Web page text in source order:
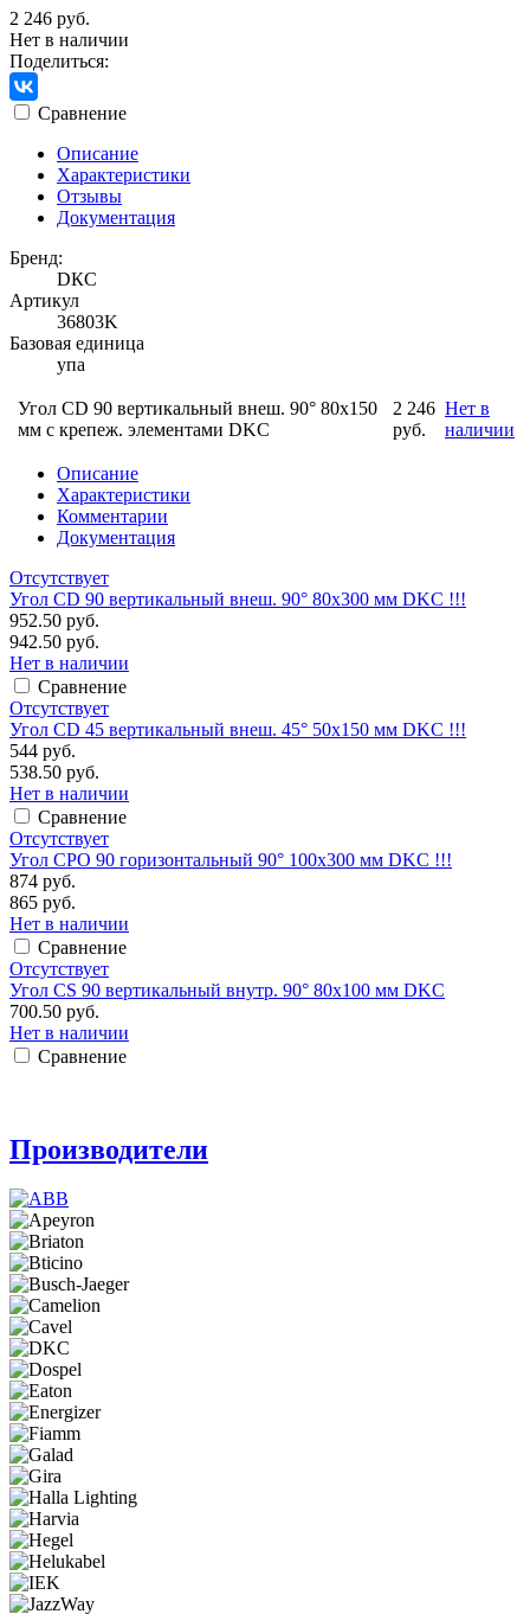
2 246 руб.
Нет в наличии
Поделиться:
Сравнение
Описание
Характеристики
Отзывы
Документация
Бренд:
DКС
Артикул
36803K
Базовая единица
упа
Угол CD 90 вертикальный внеш. 90° 80х150
мм с крепеж. элементами DKC
2 246
руб.
Нет в
наличии
Описание
Характеристики
Комментарии
Документация
Отсутствует
Угол CD 90 вертикальный внеш. 90° 80х300 мм DKC !!!
952.50 руб.
942.50 руб.
Нет в наличии
Сравнение
Отсутствует
Угол CD 45 вертикальный внеш. 45° 50х150 мм DKC !!!
544 руб.
538.50 руб.
Нет в наличии
Сравнение
Отсутствует
Угол CPO 90 горизонтальный 90° 100х300 мм DKC !!!
874 руб.
865 руб.
Нет в наличии
Сравнение
Отсутствует
Угол CS 90 вертикальный внутр. 90° 80х100 мм DKC
700.50 руб.
Нет в наличии
Сравнение
Производители